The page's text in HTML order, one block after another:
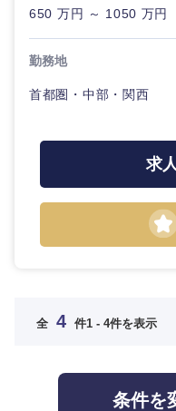
650 万円 ～ 1050 万円
勤務地
首都圏・中部・関西
求
全 4 件1 - 4件を表示
条件を